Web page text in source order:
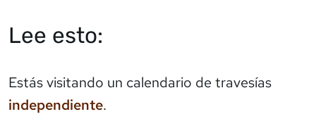
Lee esto:
Estás visitando un calendario de travesías
independiente.